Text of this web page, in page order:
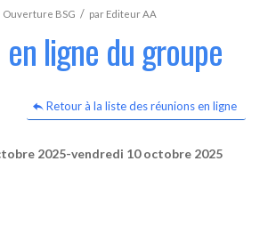
Ouverture BSG / par Editeur AA
ligne du groupe
Retour à la liste des réunions en ligne
2025-vendredi 10 octobre 2025